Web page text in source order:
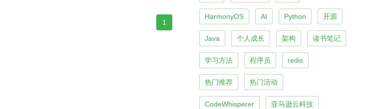
1
HarmonyOS AI Python 开源
Java 个人成长 架构 读书笔记
学习方法 程序员 redis
热门推荐 热门活动
CodeWhisperer 亚马逊云科技